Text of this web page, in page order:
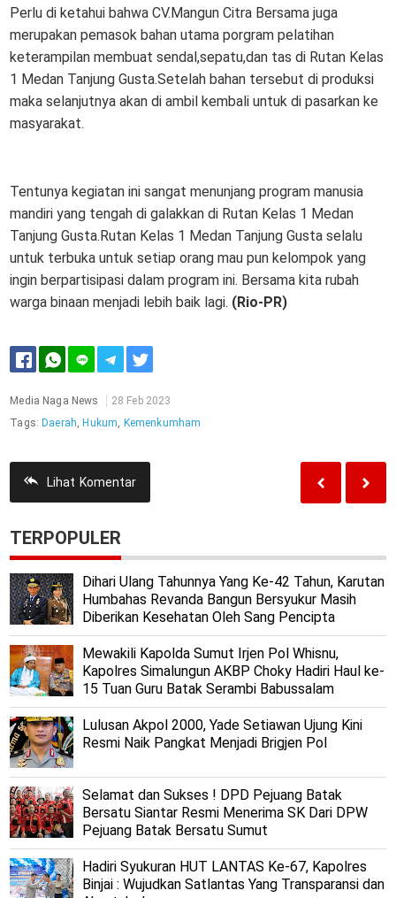
Perlu di ketahui bahwa CV.Mangun Citra Bersama juga
merupakan pemasok bahan utama porgram pelatihan
keterampilan membuat sendal,sepatu,dan tas di Rutan Kelas
1 Medan Tanjung Gusta.Setelah bahan tersebut di produksi
maka selanjutnya akan di ambil kembali untuk di pasarkan ke
masyarakat.
Tentunya kegiatan ini sangat menunjang program manusia
mandiri yang tengah di galakkan di Rutan Kelas 1 Medan
Tanjung Gusta.Rutan Kelas 1 Medan Tanjung Gusta selalu
untuk terbuka untuk setiap orang mau pun kelompok yang
ingin berpartisipasi dalam program ini. Bersama kita rubah
warga binaan menjadi lebih baik lagi. (Rio-PR)
Media Naga News
28 Feb 2023
Tags:Daerah ,Hukum Kemenkumham
Lihat Komentar
TERPOPULER
Dihari Ulang Tahunnya Yang Ke-42 Tahun, Karutan
Humbahas Revanda Bangun Bersyukur Masih
Diberikan Kesehatan Oleh Sang Pencipta
Mewakili Kapolda Sumut Irjen Pol Whisnu,
Kapolres Simalungun AKBP Choky Hadiri Haul ke-
15 Tuan Guru Batak Serambi Babussalam
Lulusan Akpol 2000, Yade Setiawan Ujung Kini
Resmi Naik Pangkat Menjadi Brigjen Pol
Selamat dan Sukses ! DPD Pejuang Batak
Bersatu Siantar Resmi Menerima SK Dari DPW
Pejuang Batak Bersatu Sumut
Hadiri Syukuran HUT LANTAS Ke-67, Kapolres
Binjai : Wujudkan Satlantas Yang Transparansi dan